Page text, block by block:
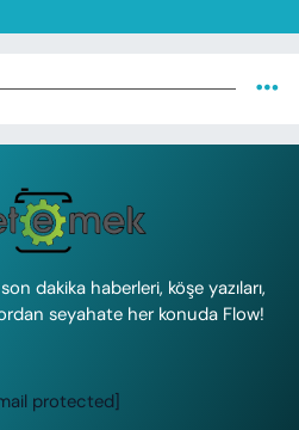
dakika haberleri, köşe yazıları,
seyahate her konuda Flow!
protected]